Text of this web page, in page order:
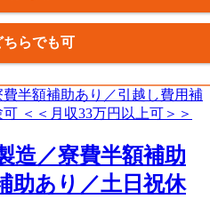
ちらでも可
造／寮費半額補助
助あり／土日祝休